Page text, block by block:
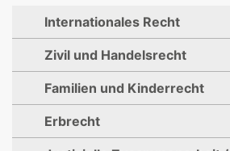
Internationales Recht
Zivil und Handelsrecht
Familien und Kinderrecht
Erbrecht